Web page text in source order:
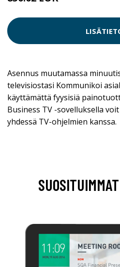
Asennus muutamassa
televisiostasi Kommunikoi
käyttämättä fyysisiä
Business TV -sovelluksella
yhdessä TV-ohjelmien kanssa.